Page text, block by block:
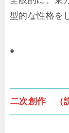
型的な性格を
●
二次創作 （